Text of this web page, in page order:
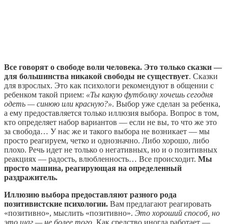
Все говорят о свободе воли человека. Это только сказки —
для большинства никакой свободы не существует. Сказки
для взрослых. Это как психологи рекомендуют в общении с
ребенком такой прием: «Ты какую футболку хочешь сегодня
одеть — синюю или красную?». Выбор уже сделан за ребенка,
а ему предоставляется только иллюзия выбора. Вопрос в том,
кто определяет набор вариантов — если не вы, то что же это
за свобода… У нас же и такого выбора не возникает — мы
просто реагируем, четко и однозначно. Либо хорошо, либо
плохо. Речь идет не только о негативных, но и о позитивных
реакциях — радость, влюбленность… Все происходит. Мы
просто машина, реагирующая на определенный
раздражитель.
Иллюзию выбора предоставляют разного рода
позитивистские психологии. Вам предлагают реагировать
«позитивно», мыслить «позитивно». Это хороший способ, но
это шаг — не более того . Как средство иногда работает —